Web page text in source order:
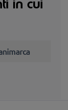
in cui